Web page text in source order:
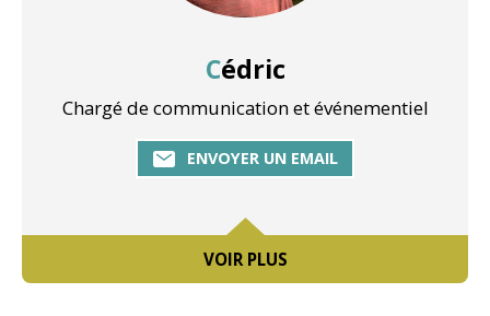
Cédric
Chargé de communication et événementiel
ENVOYER UN EMAIL
VOIR PLUS